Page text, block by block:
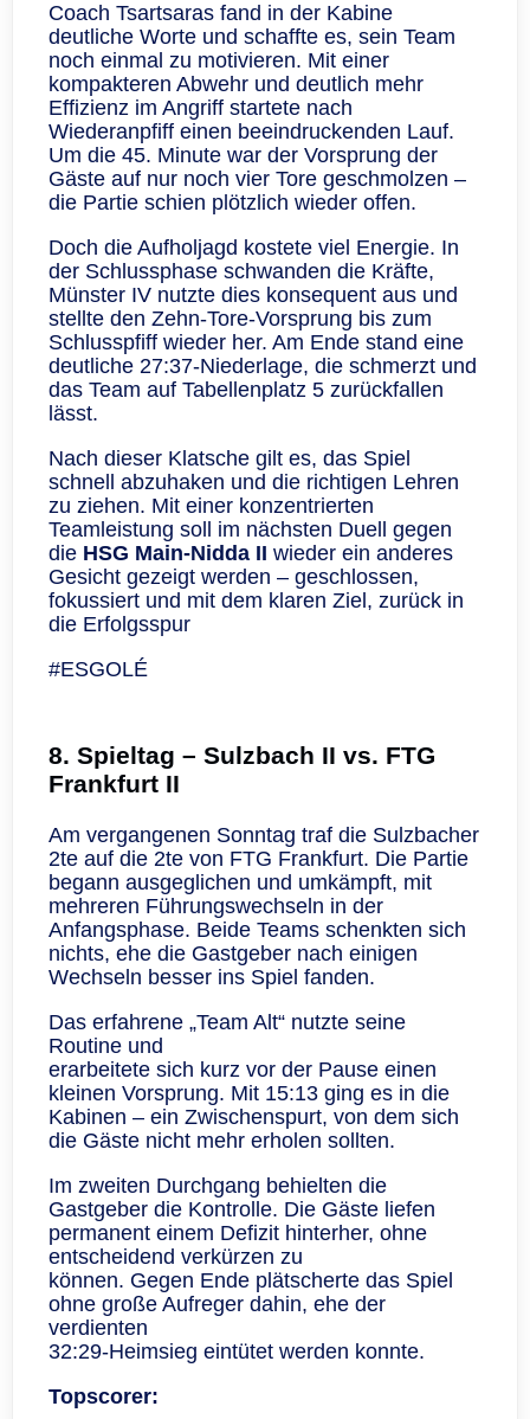
Coach Tsartsaras fand in der Kabine
deutliche Worte und schaffte es, sein Team
noch einmal zu motivieren. Mit einer
kompakteren Abwehr und deutlich mehr
Effizienz im Angriff startete nach
Wiederanpfiff einen beeindruckenden Lauf.
Um die 45. Minute war der Vorsprung der
Gäste auf nur noch vier Tore geschmolzen –
die Partie schien plötzlich wieder offen.
Doch die Aufholjagd kostete viel Energie. In
der Schlussphase schwanden die Kräfte,
Münster IV nutzte dies konsequent aus und
stellte den Zehn-Tore-Vorsprung bis zum
Schlusspfiff wieder her. Am Ende stand eine
deutliche 27:37-Niederlage, die schmerzt und
das Team auf Tabellenplatz 5 zurückfallen
lässt.
Nach dieser Klatsche gilt es, das Spiel
schnell abzuhaken und die richtigen Lehren
zu ziehen. Mit einer konzentrierten
Teamleistung soll im nächsten Duell gegen
die HSG Main-Nidda II wieder ein anderes
Gesicht gezeigt werden – geschlossen,
fokussiert und mit dem klaren Ziel, zurück in
die Erfolgsspur
#ESGOLÉ
8. Spieltag – Sulzbach II vs. FTG
Frankfurt II
Am vergangenen Sonntag traf die Sulzbacher
2te auf die 2te von FTG Frankfurt. Die Partie
begann ausgeglichen und umkämpft, mit
mehreren Führungswechseln in der
Anfangsphase. Beide Teams schenkten sich
nichts, ehe die Gastgeber nach einigen
Wechseln besser ins Spiel fanden.
Das erfahrene „Team Alt“ nutzte seine
Routine und
erarbeitete sich kurz vor der Pause einen
kleinen Vorsprung. Mit 15:13 ging es in die
Kabinen – ein Zwischenspurt, von dem sich
die Gäste nicht mehr erholen sollten.
Im zweiten Durchgang behielten die
Gastgeber die Kontrolle. Die Gäste liefen
permanent einem Defizit hinterher, ohne
entscheidend verkürzen zu
können. Gegen Ende plätscherte das Spiel
ohne große Aufreger dahin, ehe der
verdienten
32:29-Heimsieg eintütet werden konnte.
Topscorer: